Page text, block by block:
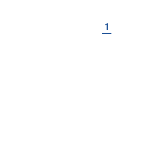
1